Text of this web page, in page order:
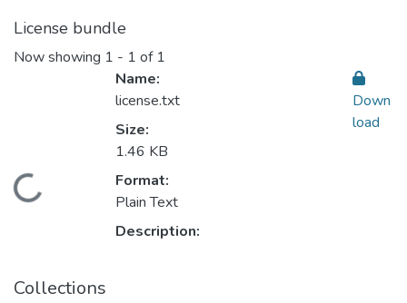
License bundle
Now showing 1 - 1 of 1
Loading...
Name:
license.txt
Size:
1.46 KB
Format:
Plain Text
Description:
Down
load
Collections